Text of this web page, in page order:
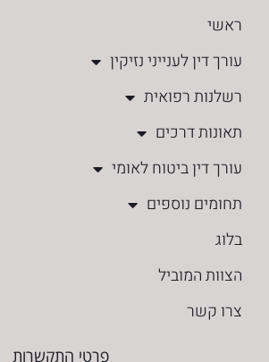
ראשי
עורך דין לענייני נזיקין
רשלנות רפואית
תאונות דרכים
עורך דין ביטוח לאומי
תחומים נוספים
בלוג
הצוות המוביל
צרו קשר
פרטי התקשרות